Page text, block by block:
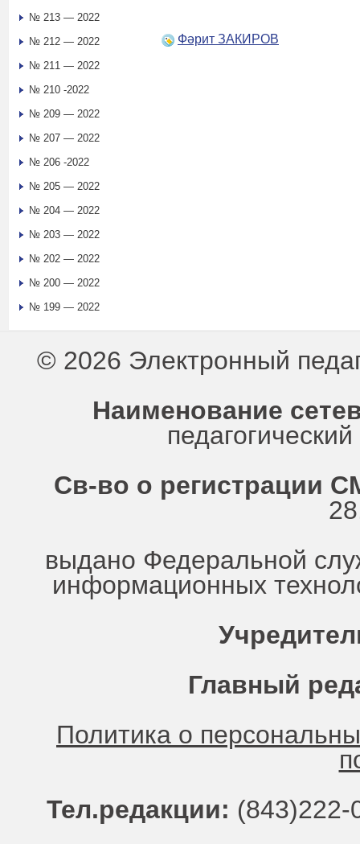
Фәрит ЗАКИРОВ
№ 213 — 2022
№ 212 — 2022
№ 211 — 2022
№ 210 -2022
№ 209 — 2022
№ 207 — 2022
№ 206 -2022
№ 205 — 2022
№ 204 — 2022
№ 203 — 2022
№ 202 — 2022
№ 200 — 2022
№ 199 — 2022
© 2026 Электронный
Наименование
Св-во о регистрации
выдано Федеральной
информационных
Главный
Политика о
Тел.редакции: